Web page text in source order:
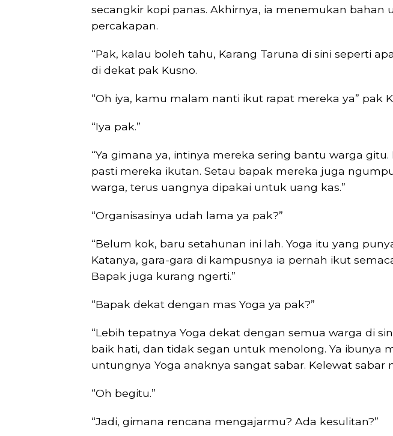
secangkir kopi panas. Akhirnya, ia menemukan bahan
percakapan.
“Pak, kalau boleh tahu, Karang Taruna di sini seperti
di dekat pak Kusno.
“Oh iya, kamu malam nanti ikut rapat mereka ya” pak
“Iya pak.”
“Ya gimana ya, intinya mereka sering bantu warga
pasti mereka ikutan. Setau bapak mereka juga
warga, terus uangnya dipakai untuk uang kas.”
“Organisasinya udah lama ya pak?”
“Belum kok, baru setahunan ini lah. Yoga itu yang
Katanya, gara-gara di kampusnya ia pernah ikut
Bapak juga kurang ngerti.”
“Bapak dekat dengan mas Yoga ya pak?”
“Lebih tepatnya Yoga dekat dengan semua warga di
baik hati, dan tidak segan untuk menolong. Ya ibunya
untungnya Yoga anaknya sangat sabar. Kelewat sabar
“Oh begitu.”
“Jadi, gimana rencana mengajarmu? Ada kesulitan?”